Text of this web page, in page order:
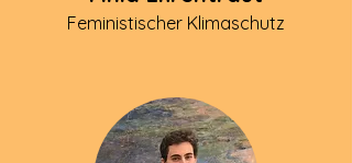
Feministischer Klimaschutz